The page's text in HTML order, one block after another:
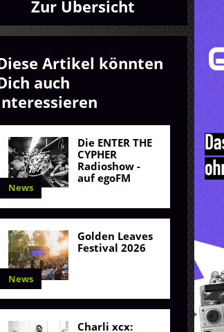
Zur Übersicht
Artikel könnten
auch
News
Die ENTER THE
CYPHER
Radioshow -
auf egoFM
News
Golden Leaves
Festival 2026
Charli xcx: